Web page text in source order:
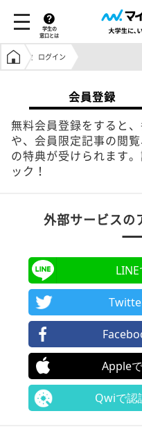
学生の
窓口とは
学生の窓口トップ
ログイン
会員登録
無料会員登録をすると
や、会員限定記事の閲
の特典が受けられます。
ック！
外部サービスの
Apple
Qwiで認